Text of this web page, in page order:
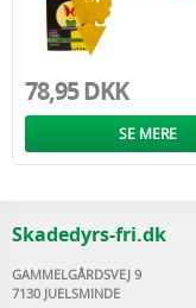
78,95 DKK
SE MERE
Skadedyrs-fri.dk
GAMMELGÅRDSVEJ 9
7130 JUELSMINDE